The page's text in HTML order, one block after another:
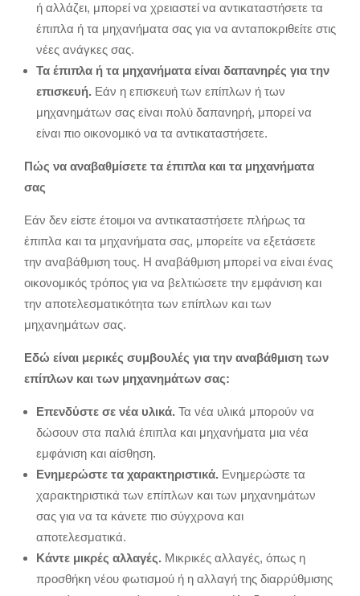
ή αλλάζει, μπορεί να χρειαστεί να αντικαταστήσετε τα
έπιπλα ή τα μηχανήματα σας για να ανταποκριθείτε στις
νέες ανάγκες σας.
Τα έπιπλα ή τα μηχανήματα είναι δαπανηρές για την
επισκευή. Εάν η επισκευή των επίπλων ή των
μηχανημάτων σας είναι πολύ δαπανηρή, μπορεί να
είναι πιο οικονομικό να τα αντικαταστήσετε.
Πώς να αναβαθμίσετε τα έπιπλα και τα μηχανήματα
σας
Εάν δεν είστε έτοιμοι να αντικαταστήσετε πλήρως τα
έπιπλα και τα μηχανήματα σας, μπορείτε να εξετάσετε
την αναβάθμιση τους. Η αναβάθμιση μπορεί να είναι ένας
οικονομικός τρόπος για να βελτιώσετε την εμφάνιση και
την αποτελεσματικότητα των επίπλων και των
μηχανημάτων σας.
Εδώ είναι μερικές συμβουλές για την αναβάθμιση των
επίπλων και των μηχανημάτων σας:
Επενδύστε σε νέα υλικά. Τα νέα υλικά μπορούν να
δώσουν στα παλιά έπιπλα και μηχανήματα μια νέα
εμφάνιση και αίσθηση.
Ενημερώστε τα χαρακτηριστικά. Ενημερώστε τα
χαρακτηριστικά των επίπλων και των μηχανημάτων
σας για να τα κάνετε πιο σύγχρονα και
αποτελεσματικά.
Κάντε μικρές αλλαγές. Μικρικές αλλαγές, όπως η
προσθήκη νέου φωτισμού ή η αλλαγή της διαρρύθμισης